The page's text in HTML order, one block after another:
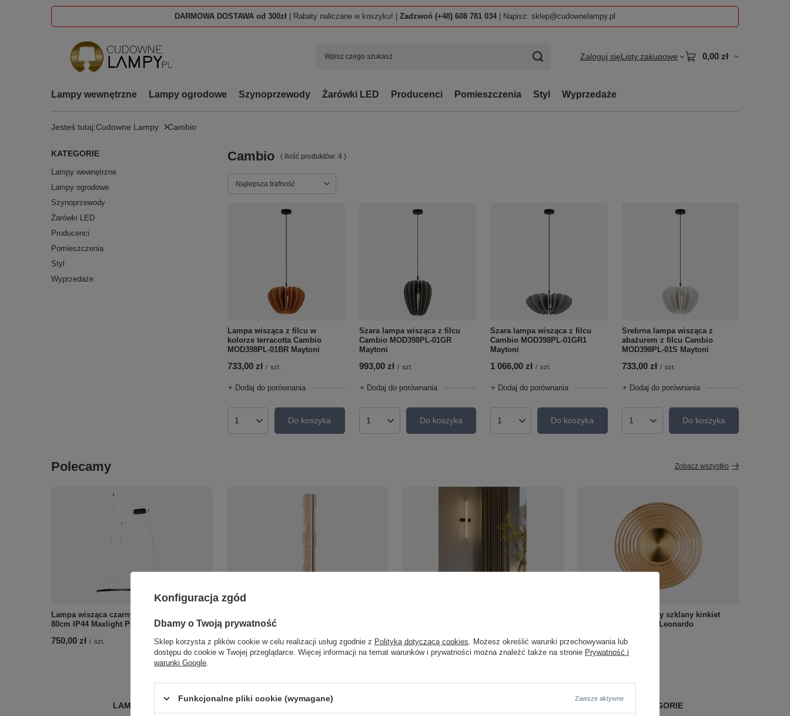
DARMOWA DOSTAWA od 300zł | Rabaty naliczane w koszyku! | Zadzwoń (+48) 608 781 034 | Napisz: sklep@cudownelampy.pl
Zaloguj sięListy zakupowe 0,00 zł
Lampy wewnętrzne Lampy ogrodowe Szynoprzewody Żarówki LED Producenci Pomieszczenia Styl Wyprzedaże
Jesteś tutaj:Cudowne Lampy Cambio
KATEGORIE
Lampy wewnętrzne
Lampy ogrodowe
Szynoprzewody
Żarówki LED
Producenci
Pomieszczenia
Styl
Wyprzedaże
Cambio ( ilość produktów: 4 )
Zmień sortowanie
Najlepsza trafność
Lampa wisząca z filcu w
kolorze terracotta Cambio
MOD398PL-01BR Maytoni
733,00 zł / szt.
+ Dodaj do porównania
Ilość produktówDo koszyka
Szara lampa wisząca z filcu
Cambio MOD398PL-01GR
Maytoni
993,00 zł / szt.
+ Dodaj do porównania
Ilość produktówDo koszyka
Szara lampa wisząca z filcu
Cambio MOD398PL-01GR1
Maytoni
1 066,00 zł / szt.
+ Dodaj do porównania
Ilość produktówDo koszyka
Srebrna lampa wisząca z
abażurem z filcu Cambio
MOD398PL-01S Maytoni
733,00 zł / szt.
+ Dodaj do porównania
Ilość produktówDo koszyka
Polecamy Zobacz wszystko
Lampa wisząca czarny pierścień o średnicy
80cm IP44 Maxlight P0658 Visual Hor 30W
750,00 zł / szt.
F0063 Everest
5 390,00 zł / szt. 494,00 zł szt.
Okrągły złoty ryflowany szklany kinkiet
30cm Maxlight W0475 Leonardo
325,00 zł szt.
LAMPY WEWNĘTRZNE
LAMPY ZEWNĘTRZNE
POPULARNE KATEGORIE
Konfiguracja zgód
Dbamy o Twoją prywatność
Sklep korzysta z plików cookie w celu realizacji usług zgodnie z Polityką dotyczącą cookies . Możesz określić warunki przechowywania lub
dostępu do cookie w Twojej przeglądarce. Więcej informacji na temat warunków i prywatności można znaleźć także na stronie Prywatność i
warunki Google
Funkcjonalne pliki cookie (wymagane) Zawsze aktywne